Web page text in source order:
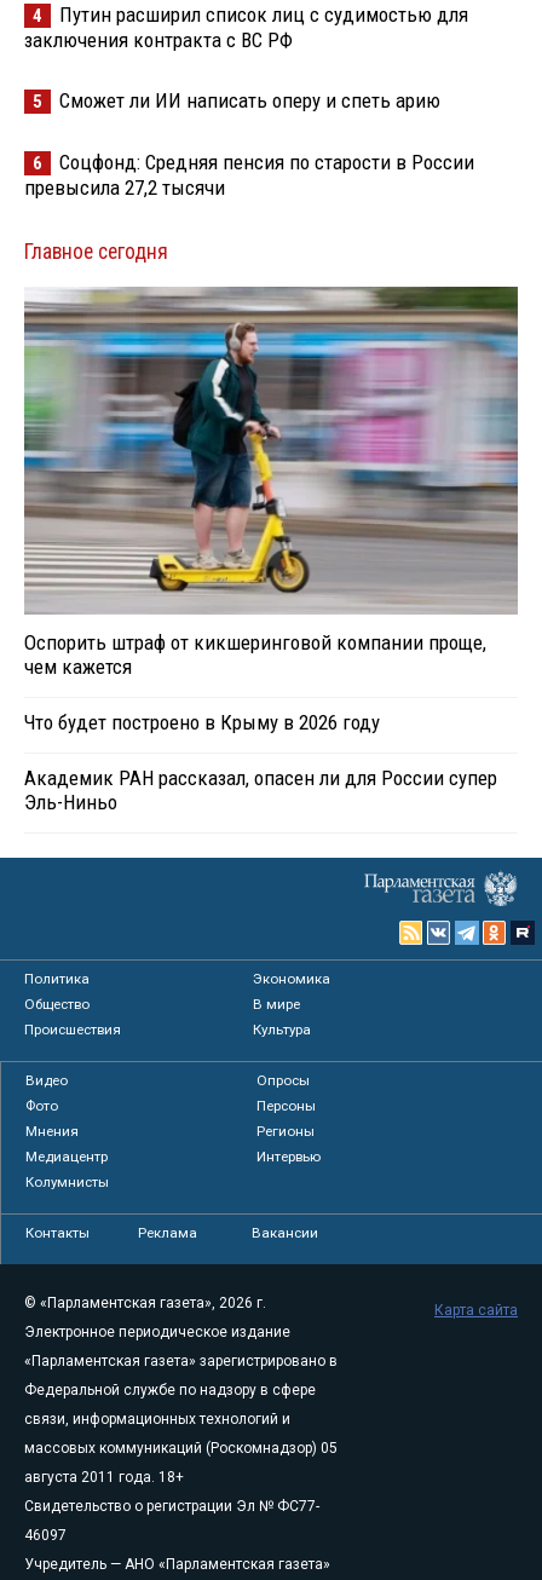
4
Путин расширил список лиц с судимостью для
заключения контракта с ВС РФ
5 Сможет ли ИИ написать оперу и спеть арию
6
Соцфонд: Средняя пенсия по старости в России
превысила 27,2 тысячи
Главное сегодня
Оспорить штраф от кикшеринговой компании проще,
чем кажется
Что будет построено в Крыму в 2026 году
Академик РАН рассказал, опасен ли для России супер
Эль-Ниньо
Политика
Экономика
Общество
В мире
Происшествия
Культура
Видео
Опросы
Фото
Персоны
Мнения
Регионы
Медиацентр
Интервью
Колумнисты
Контакты Реклама Вакансии
© «Парламентская газета», 2026 г.
Электронное периодическое издание
«Парламентская газета» зарегистрировано в
Федеральной службе по надзору в сфере
связи, информационных технологий и
массовых коммуникаций (Роскомнадзор) 05
августа 2011 года. 18+
Свидетельство о регистрации Эл № ФС77-
46097
Учредитель — АНО «Парламентская газета»
Карта сайта